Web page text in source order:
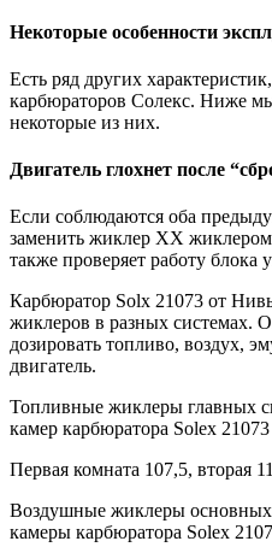
Некоторые особенности
Есть ряд других
карбюраторов Солекс. Ниже
некоторые из них.
Двигатель глохнет после
Если соблюдаются оба
заменить жиклер XX
также проверяет работу блока
Карбюратор Solx 21073 от
жиклеров в разных системах.
дозировать топливо, воздух,
двигатель.
Топливные жиклеры главных
камер карбюратора Solex 21073
Первая комната 107,5, вторая
Воздушные жиклеры
камеры карбюратора Solex